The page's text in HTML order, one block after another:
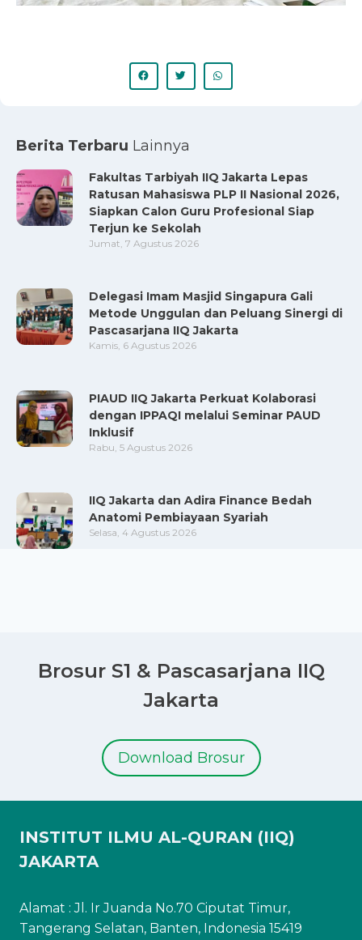
Berita Terbaru Lainnya
Fakultas Tarbiyah IIQ Jakarta Lepas
Ratusan Mahasiswa PLP II Nasional 2026,
Siapkan Calon Guru Profesional Siap
Terjun ke Sekolah
Jumat, 7 Agustus 2026
Delegasi Imam Masjid Singapura Gali
Metode Unggulan dan Peluang Sinergi di
Pascasarjana IIQ Jakarta
Kamis, 6 Agustus 2026
PIAUD IIQ Jakarta Perkuat Kolaborasi
dengan IPPAQI melalui Seminar PAUD
Inklusif
Rabu, 5 Agustus 2026
IIQ Jakarta dan Adira Finance Bedah
Anatomi Pembiayaan Syariah
Selasa, 4 Agustus 2026
Brosur S1 & Pascasarjana IIQ
Jakarta
Download Brosur
INSTITUT ILMU AL-QURAN (IIQ)
JAKARTA
Alamat : Jl. Ir Juanda No.70 Ciputat Timur,
Tangerang Selatan, Banten, Indonesia 15419